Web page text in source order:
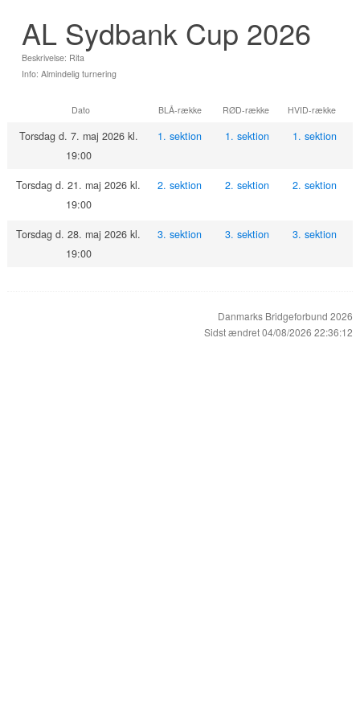
AL Sydbank Cup 2026
Beskrivelse: Rita
Info: Almindelig turnering
Dato BLÅ-række RØD-række HVID-række
Torsdag d. 7. maj 2026 kl.
19:00
1. sektion 1. sektion 1. sektion
Torsdag d. 21. maj 2026 kl.
19:00
2. sektion 2. sektion 2. sektion
Torsdag d. 28. maj 2026 kl.
19:00
3. sektion 3. sektion 3. sektion
Danmarks Bridgeforbund 2026
Sidst ændret 04/08/2026 22:36:12